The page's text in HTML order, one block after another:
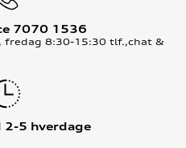
7070 1536
fredag 8:30-15:30 tlf.,chat &
2-5 hverdage